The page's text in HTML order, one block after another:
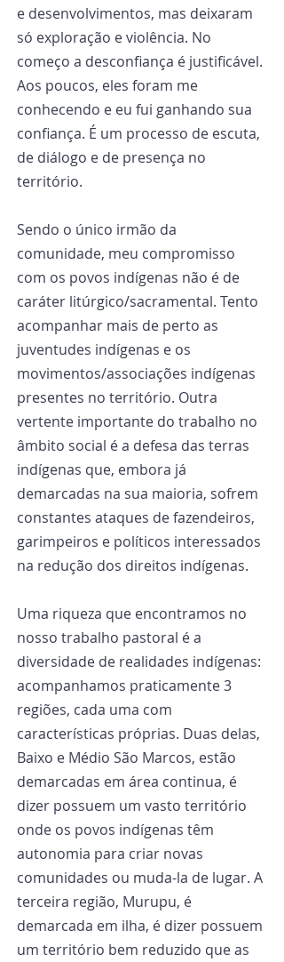
e desenvolvimentos, mas deixaram
só exploração e violência. No
começo a desconfiança é justificável.
Aos poucos, eles foram me
conhecendo e eu fui ganhando sua
confiança. É um processo de escuta,
de diálogo e de presença no
território.
Sendo o único irmão da
comunidade, meu compromisso
com os povos indígenas não é de
caráter litúrgico/sacramental. Tento
acompanhar mais de perto as
juventudes indígenas e os
movimentos/associações indígenas
presentes no território. Outra
vertente importante do trabalho no
âmbito social é a defesa das terras
indígenas que, embora já
demarcadas na sua maioria, sofrem
constantes ataques de fazendeiros,
garimpeiros e políticos interessados
na redução dos direitos indígenas.
Uma riqueza que encontramos no
nosso trabalho pastoral é a
diversidade de realidades indígenas:
acompanhamos praticamente 3
regiões, cada uma com
características próprias. Duas delas,
Baixo e Médio São Marcos, estão
demarcadas em área continua, é
dizer possuem um vasto território
onde os povos indígenas têm
autonomia para criar novas
comunidades ou muda-la de lugar. A
terceira região, Murupu, é
demarcada em ilha, é dizer possuem
um território bem reduzido que as